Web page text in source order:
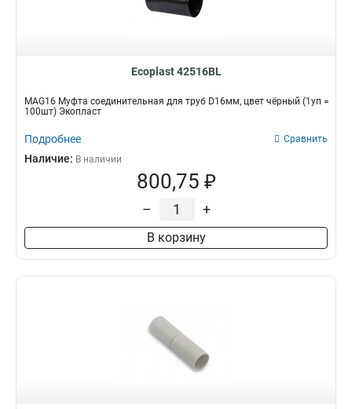
Ecoplast 42516BL
MAG16 Муфта соединительная для труб D16мм, цвет чёрный (1уп =
100шт) Экопласт
Подробнее Сравнить
Наличие: В наличии
800,75 ₽
– +
В корзину